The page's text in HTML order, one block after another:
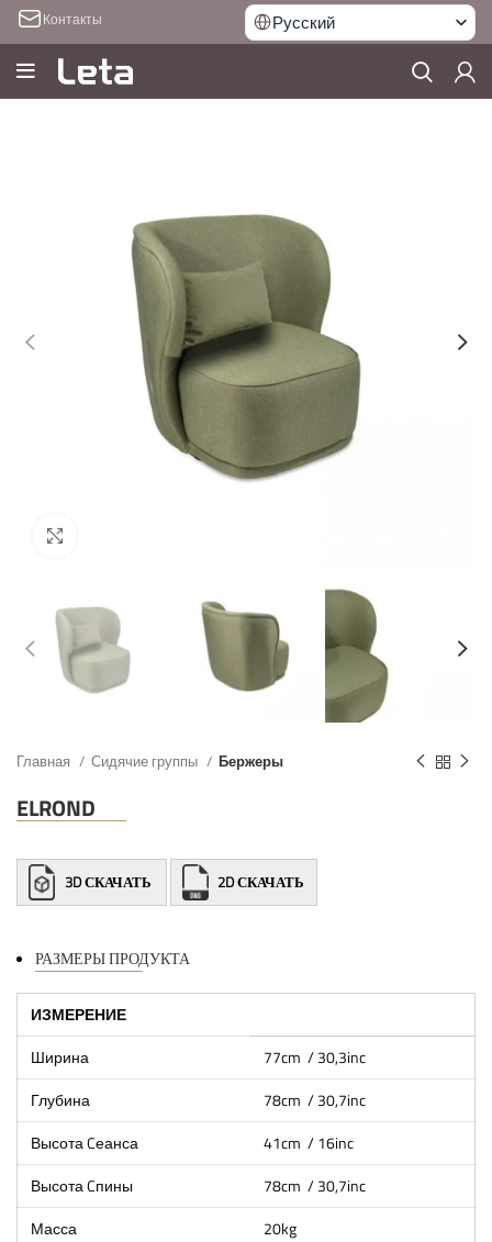
Контакты Русский
Главная Сидячие группы Бержеры
ELROND
3D СКАЧАТЬ 2D СКАЧАТЬ
РАЗМЕРЫ ПРОДУКТА
ИЗМЕРЕНИЕ
Ширина
77cm / 30,3inc
Глубина
78cm / 30,7inc
Высота Cеанса
41cm / 16inc
Высота Cпины
78cm / 30,7inc
Масса
20kg